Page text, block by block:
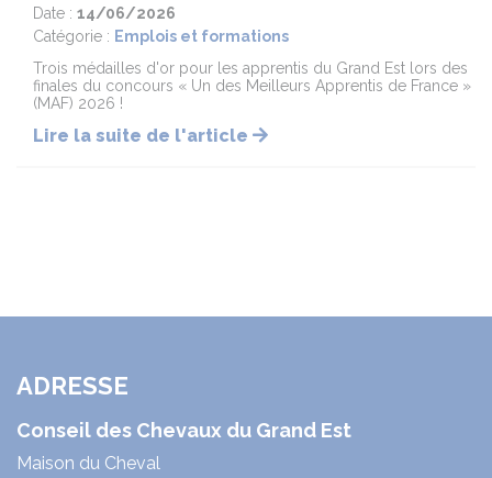
Date : 14/06/2026
Catégorie : Emplois et formations
Trois médailles d'or pour les apprentis du Grand Est lors des
finales du concours « Un des Meilleurs Apprentis de France »
(MAF) 2026 !
Lire la suite de l'article
ADRESSE
Conseil des Chevaux du Grand Est
Maison du Cheval